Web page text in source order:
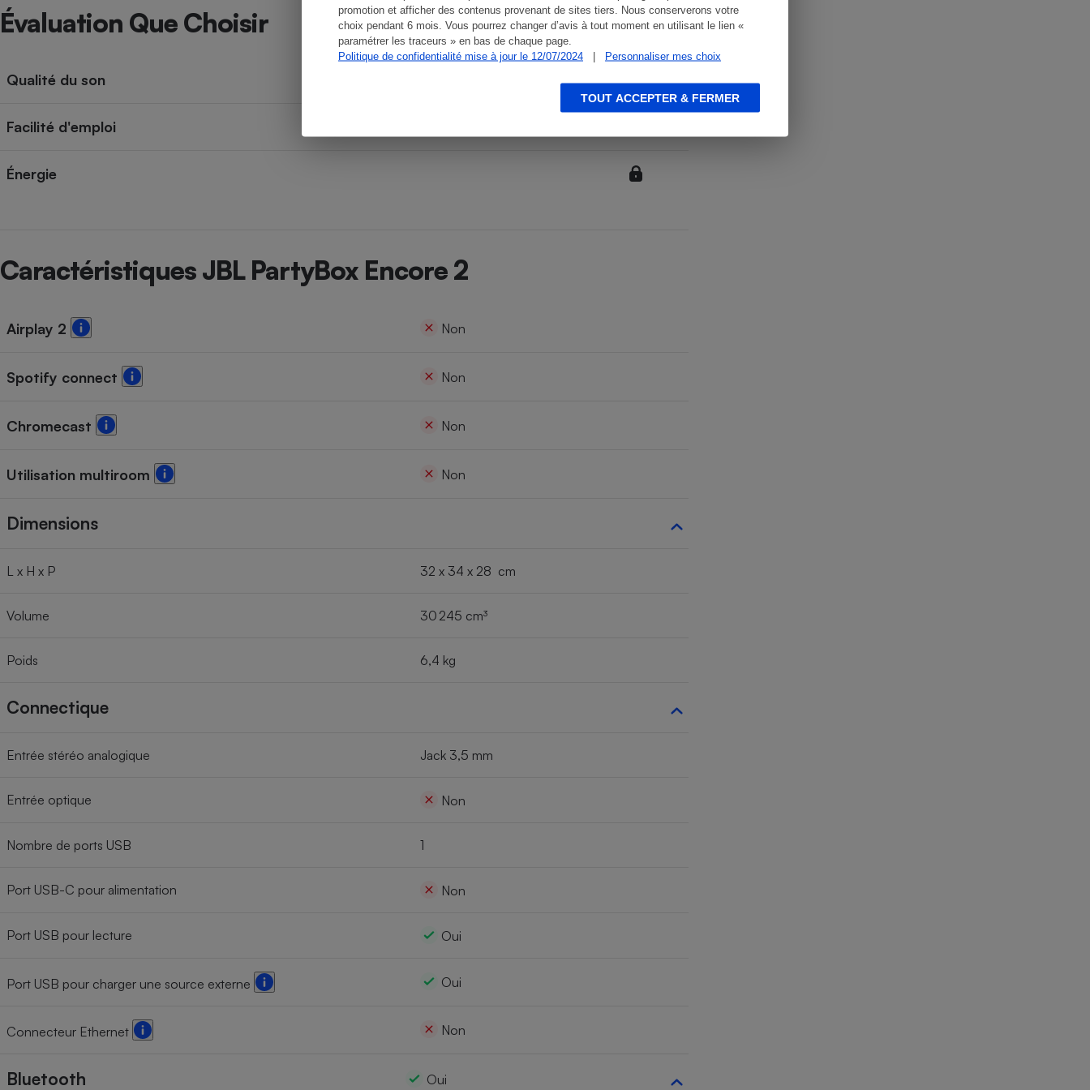
promotion et afficher des contenus provenant de sites tiers. Nous conserverons votre
choix pendant 6 mois. Vous pourrez changer d’avis à tout moment en utilisant le lien «
paramétrer les traceurs » en bas de chaque page.
Politique de confidentialité mise à jour le 12/07/2024
| Personnaliser mes choix
TOUT ACCEPTER & FERMER
Évaluation Que Choisir
Qualité du son
Facilité d'emploi
Énergie
Caractéristiques JBL PartyBox Encore 2
Airplay 2 Non
Spotify connect Non
Chromecast Non
Utilisation multiroom Non
Dimensions
L x H x P 32 x 34 x 28 cm
Volume 30 245 cm³
Poids 6,4 kg
Connectique
Entrée stéréo analogique Jack 3,5 mm
Entrée optique Non
Nombre de ports USB 1
Port USB-C pour alimentation Non
Port USB pour lecture Oui
Port USB pour charger une source externe Oui
Connecteur Ethernet Non
Bluetooth Oui